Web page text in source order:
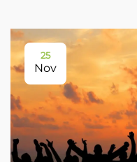
25
Nov